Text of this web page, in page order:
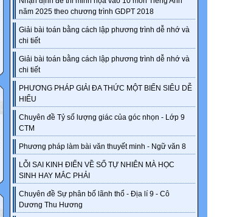
năm 2025 theo chương trình GDPT 2018
Giải bài toán bằng cách lập phương trình dễ nhớ và
chi tiết
Giải bài toán bằng cách lập phương trình dễ nhớ và
chi tiết
PHƯƠNG PHÁP GIẢI ĐA THỨC MỘT BIẾN SIÊU DỄ
HIỂU
Chuyên đề Tỷ số lượng giác của góc nhọn - Lớp 9
CTM
Phương pháp làm bài văn thuyết minh - Ngữ văn 8
LỖI SAI KINH ĐIỂN VỀ SỐ TỰ NHIÊN MÀ HỌC
SINH HAY MẮC PHẢI
Chuyên đề Sự phân bố lãnh thổ - Địa lí 9 - Cô
Dương Thu Hương